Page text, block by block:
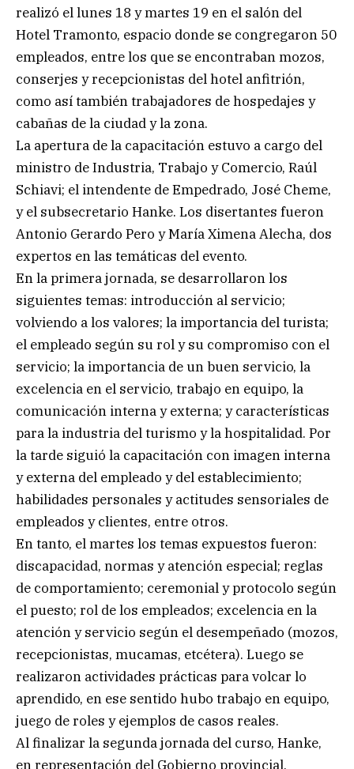
realizó el lunes 18 y martes 19 en el salón del
Hotel Tramonto, espacio donde se congregaron 50
empleados, entre los que se encontraban mozos,
conserjes y recepcionistas del hotel anfitrión,
como así también trabajadores de hospedajes y
cabañas de la ciudad y la zona.
La apertura de la capacitación estuvo a cargo del
ministro de Industria, Trabajo y Comercio, Raúl
Schiavi; el intendente de Empedrado, José Cheme,
y el subsecretario Hanke. Los disertantes fueron
Antonio Gerardo Pero y María Ximena Alecha, dos
expertos en las temáticas del evento.
En la primera jornada, se desarrollaron los
siguientes temas: introducción al servicio;
volviendo a los valores; la importancia del turista;
el empleado según su rol y su compromiso con el
servicio; la importancia de un buen servicio, la
excelencia en el servicio, trabajo en equipo, la
comunicación interna y externa; y características
para la industria del turismo y la hospitalidad. Por
la tarde siguió la capacitación con imagen interna
y externa del empleado y del establecimiento;
habilidades personales y actitudes sensoriales de
empleados y clientes, entre otros.
En tanto, el martes los temas expuestos fueron:
discapacidad, normas y atención especial; reglas
de comportamiento; ceremonial y protocolo según
el puesto; rol de los empleados; excelencia en la
atención y servicio según el desempeñado (mozos,
recepcionistas, mucamas, etcétera). Luego se
realizaron actividades prácticas para volcar lo
aprendido, en ese sentido hubo trabajo en equipo,
juego de roles y ejemplos de casos reales.
Al finalizar la segunda jornada del curso, Hanke,
en representación del Gobierno provincial,